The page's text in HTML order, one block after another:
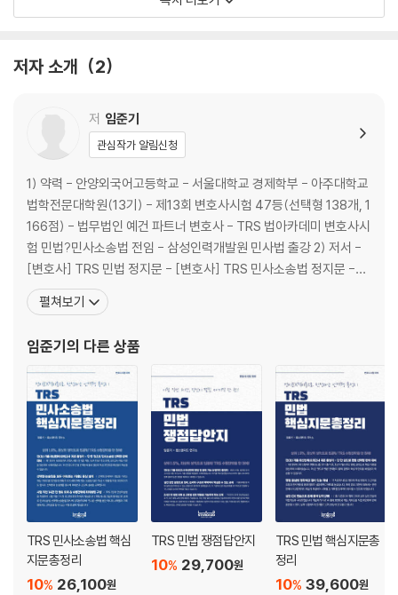
제1장 소송의 개시와 심리의 대상 / 36
제2절 소송요건 / 38
제3절 소의 이익 / 39
제4절 소송물 / 46
제5절 소의 제기 / 47
제2장 소제기 효과 / 50
제3장 변론 / 53
제1절 변론의 의의와 종류 / 53
제2절 변론의 여러 가지 원칙 / 53
제3절 변론의 준비 / 62
제4절 변론의 내용과 소송행위 / 62
제6절 기일·기간·송달 / 65
제4장 증거 / 73
제1절 서설 / 73
제2절 요증사실 / 73
제3절 불요증사실 / 73
제4절 증거조사 / 76
제5절 자유심증주의 / 83
제6절 증명책임 / 85
제4편 소송의 종료 / 87
제1장 총설 / 88
제2장 당사자의 행위에 의한 종료 / 88
저자 소개 2
저 임준기
관심작가 알림신청
1) 약력 - 안양외국어고등학교 - 서울대학교 경제학부 - 아주대학교
법학전문대학원(13기) - 제13회 변호사시험 47등(선택형 138개, 1
166점) - 법무법인 예건 파트너 변호사 - TRS 법아카데미 변호사시
험 민법?민사소송법 전임 - 삼성인력개발원 민사법 출강 2) 저서 -
[변호사] TRS 민법 정지문 - [변호사] TRS 민사소송법 정지문 -
[변호사] TRS 민사소송법 쟁점답안지 - [공인노무사] 민법 핵심지
문의 맥 - [공인노무사] 민법 정지문의 맥 - [공인노무사] 민사소송
펼쳐보기
임준기 의 다른 상품
TRS 민사소송법 핵심
지문총정리
26,100원
10%
TRS 민법 쟁점답안지
29,700원
10%
TRS 민법 핵심지문총
정리
39,600원
10%